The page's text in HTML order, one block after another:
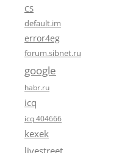
CS
default.im
error4eg
forum.sibnet.ru
google
habr.ru
icq
icq 404666
kexek